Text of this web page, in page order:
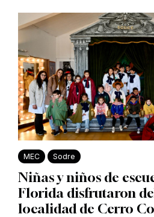
MEC Sodre
Niñas y niños de
Florida disfrutaron
localidad de Cerro